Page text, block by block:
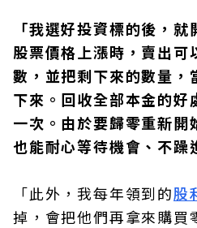
「我選好投資標的後，
股票價格上漲時，賣出可
數，並把剩下來的數量，
下來。回收全部本金的好
一次。由於要歸零重新開
也能耐心等待機會、不躁
「此外，我每年領到的股
掉，會把他們再拿來購